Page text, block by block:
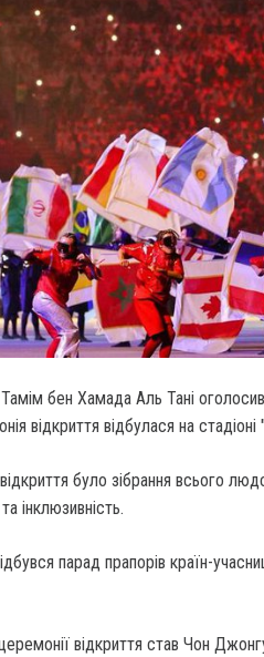
бен Хамада Аль Тані
відкриття відбулася на
було зібрання всього
інклюзивність.
парад прапорів країн-
відкриття став Чон